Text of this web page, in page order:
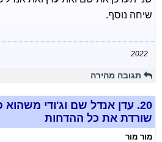
שיחה נוסף.
2022
תגובה מהירה
20. עדן אנדל שם וג'ודי משהוא
שורדת את כל ההדחות
מור מור